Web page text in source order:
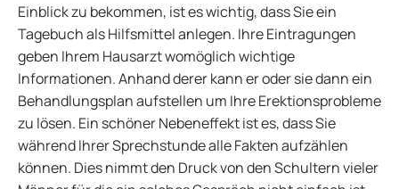
Einblick zu bekommen, ist es wichtig, dass Sie ein
Tagebuch als Hilfsmittel anlegen. Ihre Eintragungen
geben Ihrem Hausarzt womöglich wichtige
Informationen. Anhand derer kann er oder sie dann ein
Behandlungsplan aufstellen um Ihre Erektionsprobleme
zu lösen. Ein schöner Nebeneffekt ist es, dass Sie
während Ihrer Sprechstunde alle Fakten aufzählen
können. Dies nimmt den Druck von den Schultern vieler